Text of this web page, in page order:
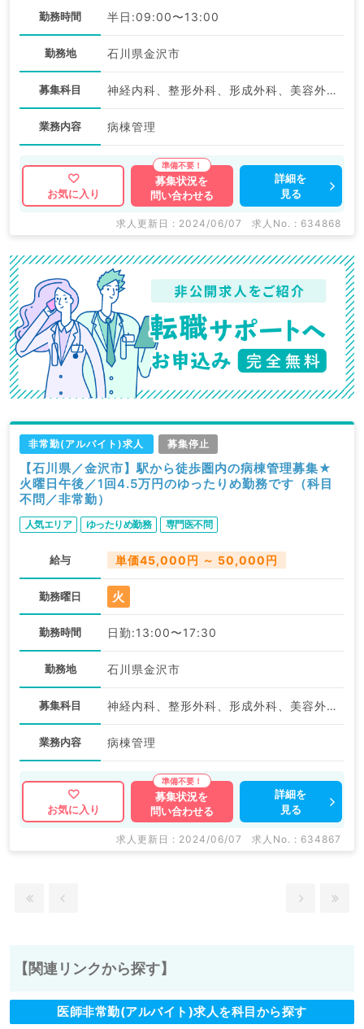
勤務時間 半日:09:00〜13:00
勤務地 石川県金沢市
募集科目 神経内科、整形外科、形成外科、美容外科、脳神経外科、呼吸器外科、心臓血管外科、小児外科、泌尿器科、一般内科、循環器内科、呼吸器内科、消化器内科、内分泌・代謝内科、腎臓内科、老年内科、血液内科、外科系全般、一般外科、消化器外科、乳腺外科、膠原病科、スポーツ整形外科、大腸・肛門外科、科目不問
業務内容 病棟管理
お気に入り
募集状況を
問い合わせる
詳細を
見る
求人更新日 : 2024/06/07 求人No. : 634868
非常勤(アルバイト)求人 募集停止
【石川県／金沢市】駅から徒歩圏内の病棟管理募集★
火曜日午後／1回4.5万円のゆったりめ勤務です（科目
不問／非常勤）
人気エリア ゆったりめ勤務 専門医不問
給与 単価45,000円 ～ 50,000円
勤務曜日 火
勤務時間 日勤:13:00〜17:30
勤務地 石川県金沢市
募集科目 神経内科、整形外科、形成外科、美容外科、脳神経外科、呼吸器外科、心臓血管外科、小児外科、泌尿器科、一般内科、循環器内科、呼吸器内科、消化器内科、内分泌・代謝内科、腎臓内科、老年内科、血液内科、外科系全般、一般外科、消化器外科、乳腺外科、膠原病科、スポーツ整形外科、大腸・肛門外科、科目不問
業務内容 病棟管理
お気に入り
募集状況を
問い合わせる
詳細を
見る
求人更新日 : 2024/06/07 求人No. : 634867
【関連リンクから探す】
医師非常勤(アルバイト)求人を科目から探す